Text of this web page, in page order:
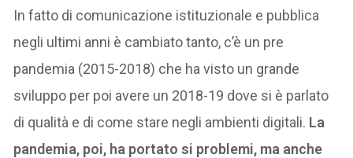
In fatto di comunicazione istituzionale e pubblica
negli ultimi anni è cambiato tanto, c’è un pre
pandemia (2015-2018) che ha visto un grande
sviluppo per poi avere un 2018-19 dove si è parlato
di qualità e di come stare negli ambienti digitali. La
pandemia, poi, ha portato si problemi, ma anche